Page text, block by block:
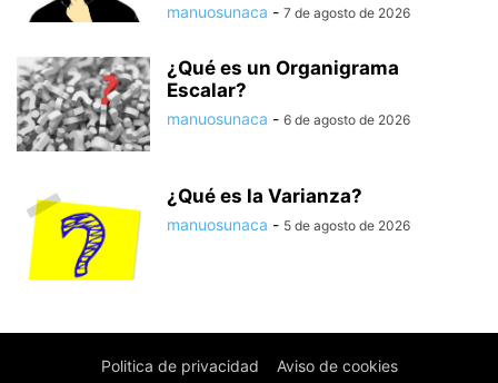
manuosunaca - 7 de agosto de 2026
¿Qué es un Organigrama
Escalar?
manuosunaca - 6 de agosto de 2026
¿Qué es la Varianza?
manuosunaca - 5 de agosto de 2026
Politica de privacidad Aviso de cookies